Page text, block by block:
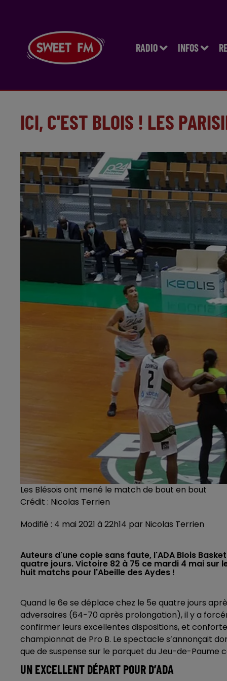
RADIO INFOS
ICI, C'EST BLOIS ! LES
Les Blésois ont mené le match de bout en bout
Crédit : Nicolas Terrien
Modifié : 4 mai 2021 à 22h14 par Nicolas Terrien
Auteurs d'une copie sans faute, l'ADA Blois
quatre jours. Victoire 82 à 75 ce mardi 4 mai
huit matchs pour l'Abeille des Aydes !
Quand le 6e se déplace chez le 5e quatre jours
adversaires (64-70 après prolongation), il y a
confirmer leurs excellentes dispositions, et
championnat de Pro B. Le spectacle s’annonçait
que de suspense sur le parquet du Jeu-de-Paume
UN EXCELLENT DÉPART POUR D’ADA